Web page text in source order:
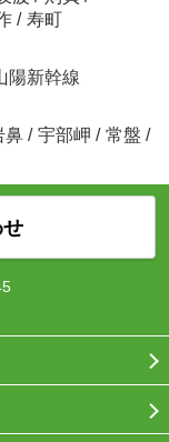
/ 寿町
陽新幹線
鼻 / 宇部岬 / 常盤 /